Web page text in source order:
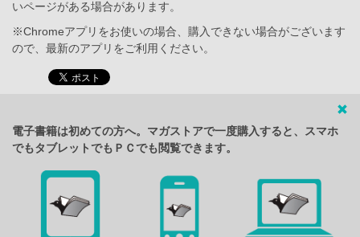
いページがある場合があります。
※Chromeアプリをお使いの場合、購入できない場合がございます
ので、最新のアプリをご利用ください。
電子書籍は初めての方へ。マガストアで一度購入すると、スマホ
でもタブレットでもＰＣでも閲覧できます。